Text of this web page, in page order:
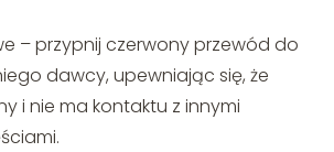
– przypnij czerwony przewód do
dawcy, upewniając się, że
i nie ma kontaktu z innymi